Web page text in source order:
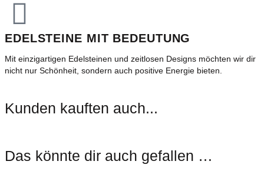
EDELSTEINE MIT BEDEUTUNG
Mit einzigartigen Edelsteinen und zeitlosen Designs möchten wir dir
nicht nur Schönheit, sondern auch positive Energie bieten.
Kunden kauften auch...
Das könnte dir auch gefallen …